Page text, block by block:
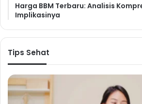
Harga BBM Terbaru: Analisis
Implikasinya
Tips Sehat